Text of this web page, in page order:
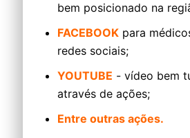
bem posicionado na
FACEBOOK para
redes sociais;
YOUTUBE - vídeo bem
através de ações;
Entre outras ações.